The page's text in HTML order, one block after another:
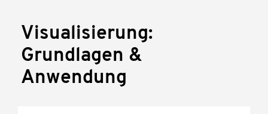
Visualisierung:
Grundlagen &
Anwendung